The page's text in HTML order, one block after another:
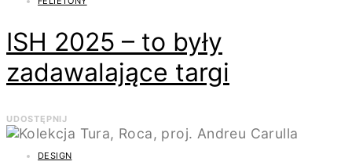
ISH 2025 – to były
zadawalające targi
UDOSTĘPNIJ
DESIGN